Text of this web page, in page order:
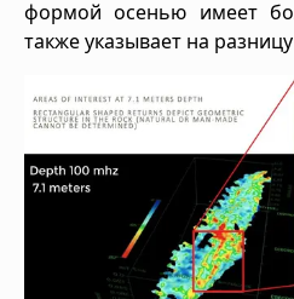
формой осенью имеет
также указывает на